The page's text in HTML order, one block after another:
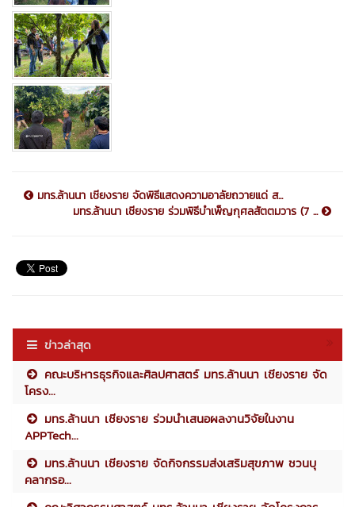
มทร.ล้านนา เชียงราย จัดพิธีแสดงความอาลัยถวายแด่ ส...
มทร.ล้านนา เชียงราย ร่วมพิธีบำเพ็ญกุศลสัตตมวาร (7 ...
ข่าวล่าสุด
คณะบริหารธุรกิจและศิลปศาสตร์ มทร.ล้านนา เชียงราย จัด
โครง...
มทร.ล้านนา เชียงราย ร่วมนำเสนอผลงานวิจัยในงาน
APPTech...
มทร.ล้านนา เชียงราย จัดกิจกรรมส่งเสริมสุขภาพ ชวนบุ
คลากรอ...